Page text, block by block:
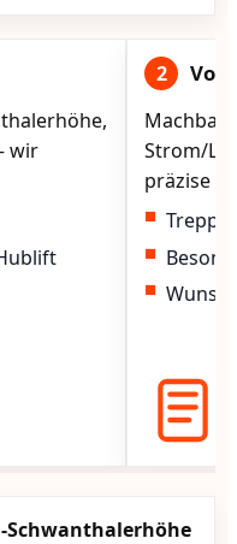
wir
2
Strom/
präzise
Schwanthalerhöhe